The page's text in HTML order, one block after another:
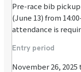
Pre-race bib
(June 13) from
attendance is
Entry period
November 26,